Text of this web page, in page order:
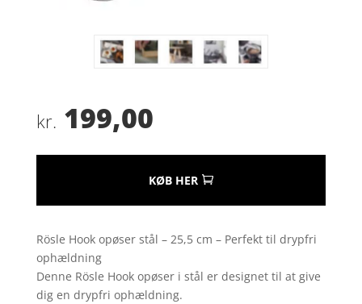
kr. 199,00
KØB HER
Rösle Hook opøser stål – 25,5 cm – Perfekt til drypfri
ophældning
Denne Rösle Hook opøser i stål er designet til at give
dig en drypfri ophældning.